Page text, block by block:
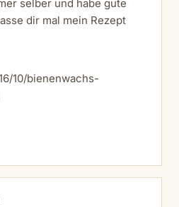
selber und habe gute
dir mal mein Rezept
10/bienenwachs-